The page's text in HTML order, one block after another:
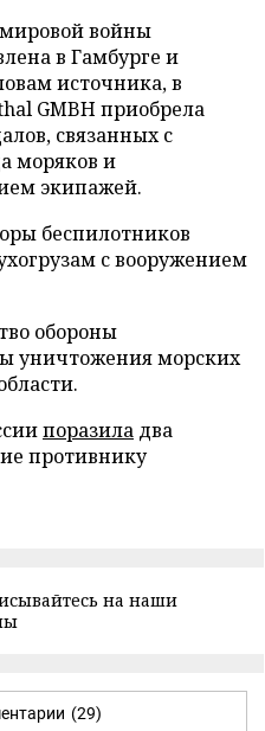
войны
в Гамбурге и
источника, в
GMBH приобрела
связанных с
моряков и
экипажей.
беспилотников
с вооружением
обороны
уничтожения морских
поразила два
противнику
на наши
(29)